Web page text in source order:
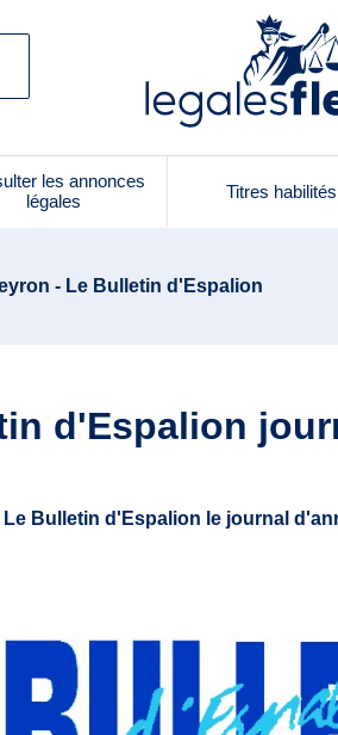
les annonces
légales
Titres habilités
- Le Bulletin d'Espalion
d'Espalion
Le Bulletin d'Espalion le journal